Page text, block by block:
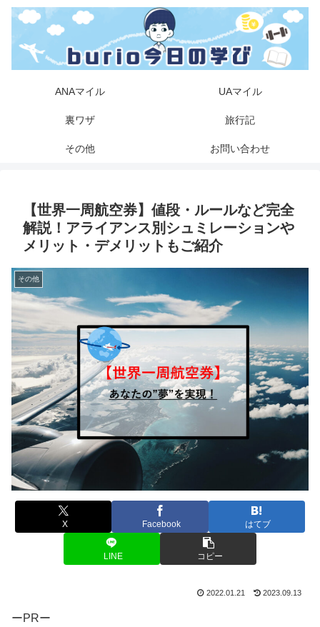
ANAマイル UAマイル
裏ワザ 旅行記
その他 お問い合わせ
【世界一周航空券】値段・ルールなど完全
解説！アライアンス別シュミレーションや
メリット・デメリットもご紹介
その他
X Facebook はてブ
LINE コピー
2022.01.21 2023.09.13
ーPRー